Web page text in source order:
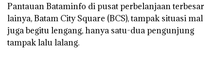
Pantauan Bataminfo di pusat perbelanjaan terbesar
lainya, Batam City Square (BCS), tampak situasi mal
juga begitu lengang, hanya satu-dua pengunjung
tampak lalu lalang.